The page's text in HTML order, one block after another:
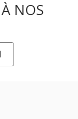
NOS